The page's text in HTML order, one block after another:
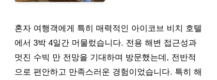
혼자 여행객에게 특히 매력적인 아이코브 비치 호텔
에서 3박 4일간 머물렀습니다. 전용 해변 접근성과
멋진 수빅 만 전망을 기대하며 방문했는데, 전반적
으로 편안하고 만족스러운 경험이었습니다. 특히 해